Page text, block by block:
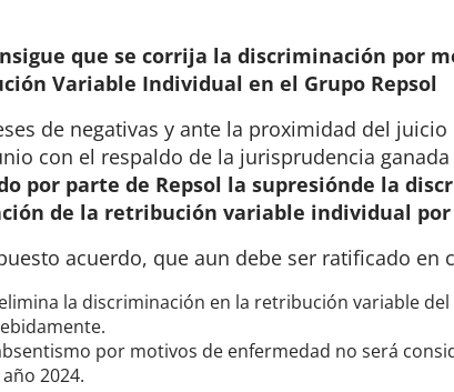
que se corrija la discriminación por
Variable Individual en el Grupo Repsol
de negativas y ante la proximidad del
con el respaldo de la jurisprudencia
por parte de Repsol la supresiónde la
de la retribución variable individual
acuerdo, que aun debe ser ratificado en
la discriminación en la retribución variable
por motivos de enfermedad no será
2024.